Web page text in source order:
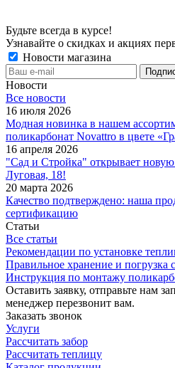
Будьте всегда в курсе!
Узнавайте о скидках и акциях
Новости магазина
Новости
Все новости
16 июля 2026
Модная новинка в нашем
поликарбонат Novattro в цвете
16 апреля 2026
"Сад и Стройка" открывает
Луговая, 18!
20 марта 2026
Качество подтверждено: наша
сертификацию
Статьи
Все статьи
Рекомендации по установке
Правильное хранение и погрузка
Инструкция по монтажу
Оставить заявку, отправьте нам
менеджер перезвонит вам.
Заказать звонок
Услуги
Рассчитать забор
Рассчитать теплицу